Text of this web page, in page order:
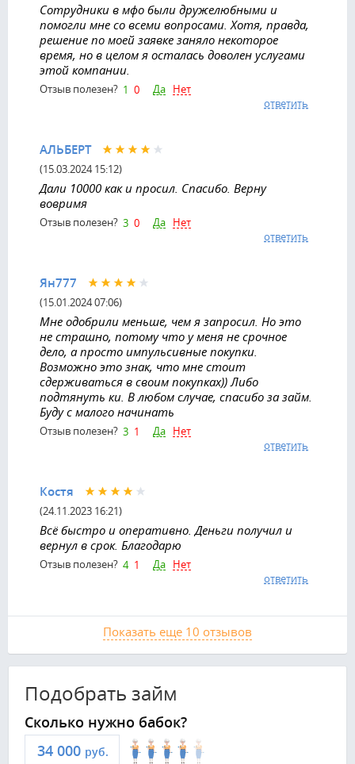
Сотрудники в мфо были дружелюбными и
помогли мне со всеми вопросами. Хотя, правда,
решение по моей заявке заняло некоторое
время, но в целом я осталась доволен услугами
этой компании.
Отзыв полезен? 1 0 Да Нет
ответить
АЛЬБЕРТ
(15.03.2024 15:12)
Дали 10000 как и просил. Спасибо. Верну
вовримя
Отзыв полезен? 3 0 Да Нет
ответить
Ян777
(15.01.2024 07:06)
Мне одобрили меньше, чем я запросил. Но это
не страшно, потому что у меня не срочное
дело, а просто импульсивные покупки.
Возможно это знак, что мне стоит
сдерживаться в своим покупках)) Либо
подтянуть ки. В любом случае, спасибо за займ.
Буду с малого начинать
Отзыв полезен? 3 1 Да Нет
ответить
Костя
(24.11.2023 16:21)
Всё быстро и оперативно. Деньги получил и
вернул в срок. Благодарю
Отзыв полезен? 4 1 Да Нет
ответить
Показать еще 10 отзывов
Подобрать займ
Сколько нужно бабок?
руб.